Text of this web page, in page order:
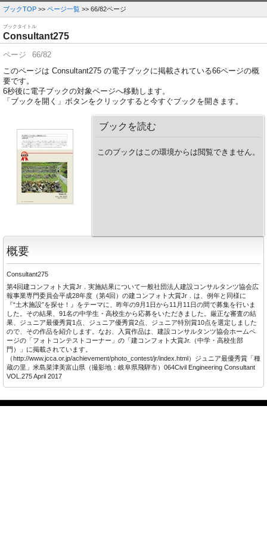
ブックTOP >> ページ一覧 >> 66/82ページ
ブックタイトル
Consultant275
ページ
66/82
このページは Consultant275 の電子ブックに掲載されている66ページの概
要です。
6秒後に電子ブックの対象ページへ移動します。
「ブックを開く」ボタンをクリックすると今すぐブックを開きます。
ブックを読む
このブックはこの環境からは閲覧できません。
概要
Consultant275
第4回建コンフォト大賞Jr．実施結果について一般社団法人建設コンサルタンツ協会広
報事業専門委員会平成28年度（第4回）の建コンフォト大賞Jr．は、例年と同様に
『“土木施設”を探せ！』をテーマに、昨年の9月1日から11月11日の間で募集を行いま
した。その結果、91名の中学生・高校生から応募をいただきました。厳正な審査の結
果、ジュニア最優秀賞1点、ジュニア優秀賞2点、ジュニア特別賞10点を選定しました
ので、その作品を紹介します。なお、入賞作品は、建設コンサルタンツ協会ホームペ
ージの「フォトコンテストコーナー」の「建コンフォト大賞Jr.（中学・高校生部
門）」に掲載されています。
（http://www.jcca.or.jp/achievement/photo_contest/jr/index.html）ジュニア最優秀賞「種
蔵の里」米島菜津美富山県（撮影地：岐阜県飛騨市）064Civil Engineering Consultant
VOL.275 April 2017